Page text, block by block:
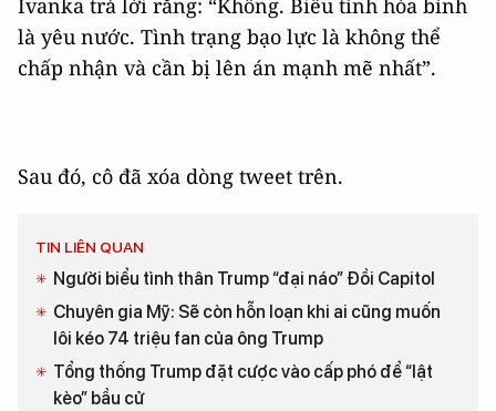
Ivanka trả lời rằng: “Không. Biểu tình hòa bình
là yêu nước. Tình trạng bạo lực là không thể
chấp nhận và cần bị lên án mạnh mẽ nhất”.
Sau đó, cô đã xóa dòng tweet trên.
TIN LIÊN QUAN
Người biểu tình thân Trump “đại náo” Đồi Capitol
Chuyên gia Mỹ: Sẽ còn hỗn loạn khi ai cũng muốn
lôi kéo 74 triệu fan của ông Trump
Tổng thống Trump đặt cược vào cấp phó để “lật
kèo” bầu cử